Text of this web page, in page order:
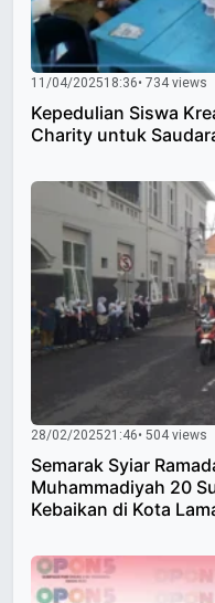
11/04/202518:36• 734 views
Kepedulian Siswa
Charity untuk
28/02/202521:46• 504 views
Semarak Syiar
Muhammadiyah 20
Kebaikan di Kota